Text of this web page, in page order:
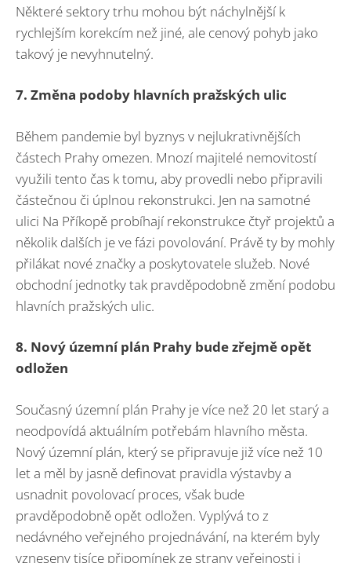
Některé sektory trhu mohou být náchylnější k
rychlejším korekcím než jiné, ale cenový pohyb jako
takový je nevyhnutelný.
7. Změna podoby hlavních pražských ulic
Během pandemie byl byznys v nejlukrativnějších
částech Prahy omezen. Mnozí majitelé nemovitostí
využili tento čas k tomu, aby provedli nebo připravili
částečnou či úplnou rekonstrukci. Jen na samotné
ulici Na Příkopě probíhají rekonstrukce čtyř projektů a
několik dalších je ve fázi povolování. Právě ty by mohly
přilákat nové značky a poskytovatele služeb. Nové
obchodní jednotky tak pravděpodobně změní podobu
hlavních pražských ulic.
8. Nový územní plán Prahy bude zřejmě opět
odložen
Současný územní plán Prahy je více než 20 let starý a
neodpovídá aktuálním potřebám hlavního města.
Nový územní plán, který se připravuje již více než 10
let a měl by jasně definovat pravidla výstavby a
usnadnit povolovací proces, však bude
pravděpodobně opět odložen. Vyplývá to z
nedávného veřejného projednávání, na kterém byly
vzneseny tisíce připomínek ze strany veřejnosti i